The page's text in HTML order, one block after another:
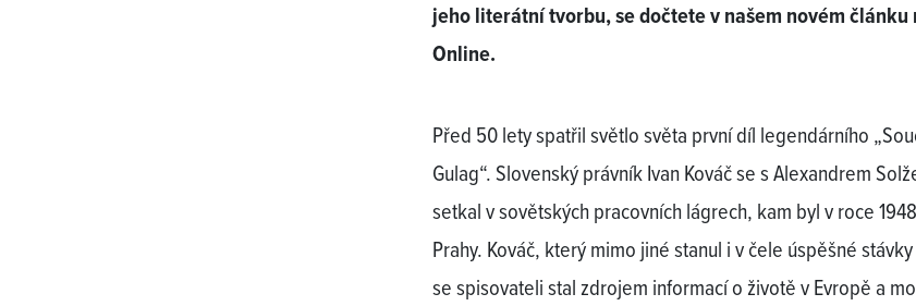
jeho literátní tvorbu, se dočtete v našem novém článku
Online.
Před 50 lety spatřil světlo světa první díl legendárního
Gulag“. Slovenský právník Ivan Kováč se s Alexandrem
setkal v sovětských pracovních lágrech, kam byl v roce
Prahy. Kováč, který mimo jiné stanul i v čele úspěšné
se spisovateli stal zdrojem informací o životě v Evropě a